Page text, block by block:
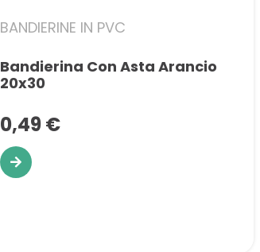
BANDIERINE IN PVC
Bandierina Con Asta Arancio
20x30
0,49 €